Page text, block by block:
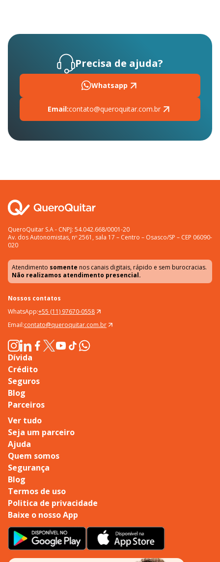
Precisa de ajuda?
Whatsapp
Email:contato@queroquitar.com.br
QueroQuitar S.A - CNPJ: 54.042.668/0001-20
Av. dos Autonomistas, nº 2561, sala 17 – Centro – Osasco/SP – CEP 06090-
020
Atendimento somente nos canais digitais, rápido e sem burocracias.
Não realizamos atendimento presencial.
Nossos contatos
WhatsApp:+55 (11) 97670-0558
Email:contato@queroquitar.com.br
Dívida
Crédito
Seguros
Blog
Parceiros
Ver tudo
Seja um parceiro
Ajuda
Quem somos
Segurança
Blog
Termos de uso
Politica de privacidade
Baixe o nosso App